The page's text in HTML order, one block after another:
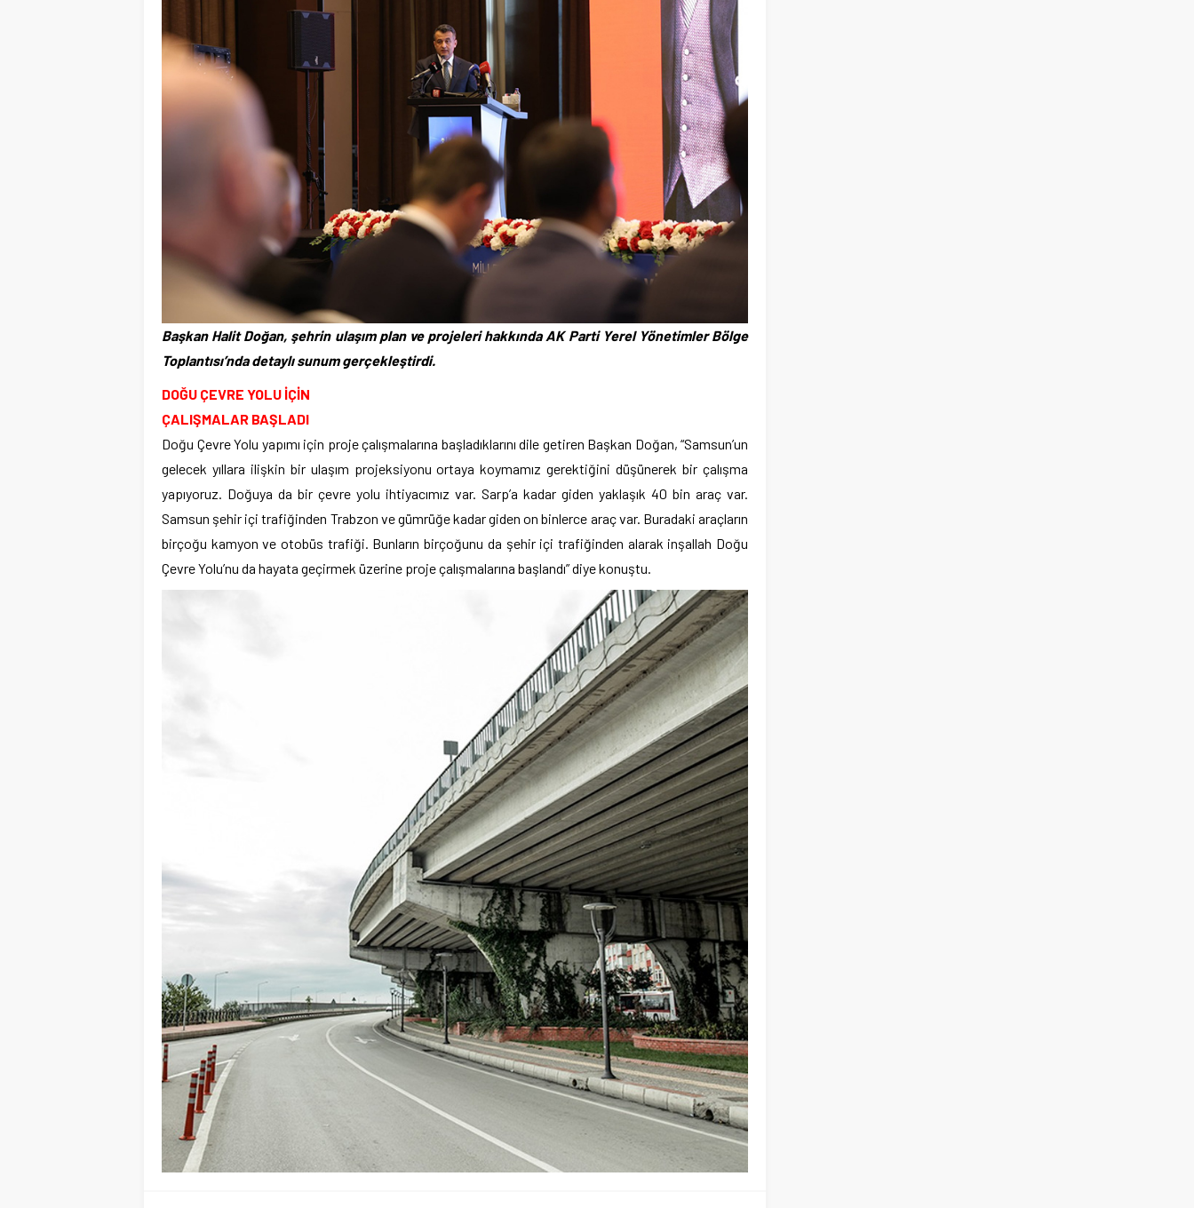
Başkan Halit Doğan, şehrin ulaşım plan ve projeleri hakkında AK Parti Yerel Yönetimler Bölge
Toplantısı’nda detaylı sunum gerçekleştirdi.
DOĞU ÇEVRE YOLU İÇİN
ÇALIŞMALAR BAŞLADI
Doğu Çevre Yolu yapımı için proje çalışmalarına başladıklarını dile getiren Başkan Doğan, “Samsun’un
gelecek yıllara ilişkin bir ulaşım projeksiyonu ortaya koymamız gerektiğini düşünerek bir çalışma
yapıyoruz. Doğuya da bir çevre yolu ihtiyacımız var. Sarp’a kadar giden yaklaşık 40 bin araç var.
Samsun şehir içi trafiğinden Trabzon ve gümrüğe kadar giden on binlerce araç var. Buradaki araçların
birçoğu kamyon ve otobüs trafiği. Bunların birçoğunu da şehir içi trafiğinden alarak inşallah Doğu
Çevre Yolu’nu da hayata geçirmek üzerine proje çalışmalarına başlandı” diye konuştu.